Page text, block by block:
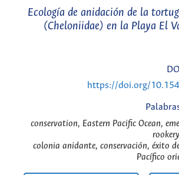
Ecología de anidación de la
(Cheloniidae) en la Playa El
https://doi.org/
conservation, Eastern Pacific Ocean,
colonia anidante, conservación, éxito
Pacífico